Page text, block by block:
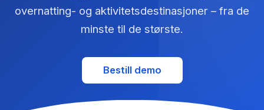
overnatting- og aktivitetsdestinasjoner – fra de
minste til de største.
Bestill demo